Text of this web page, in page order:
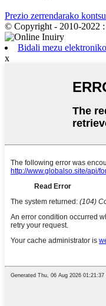
Prezio zerrendarako
© Copyright - 2010-2022 :
Bidali mezu
x